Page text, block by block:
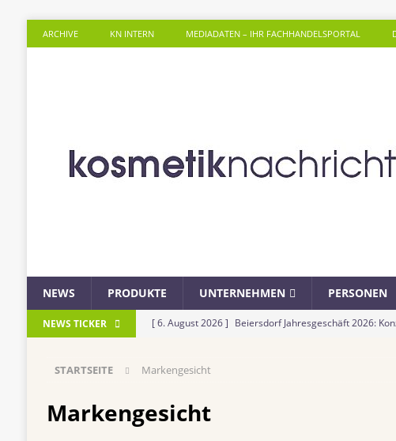
ARCHIVE KN INTERN MEDIADATEN – IHR FACHHANDELSPORTAL
NEWS PRODUKTE UNTERNEHMEN PERSONEN
NEWS TICKER [ 6. August 2026 ] Beiersdorf Jahresgeschäft 2026:
[ 5. August 2026 ]
Vom Azubi zur Führungskraft:
[ 4. August 2026 ]
STARTSEITE Markengesicht
Markengesicht